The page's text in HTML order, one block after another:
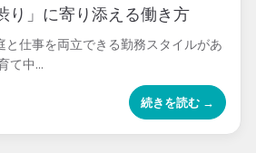
り」に寄り添える働き方
と仕事を両立できる勤務スタイルがあ
て中...
続きを読む →